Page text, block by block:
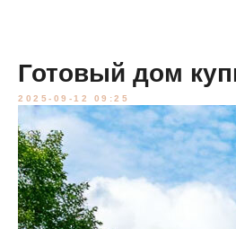
Готовый дом
2025-09-12 09:25